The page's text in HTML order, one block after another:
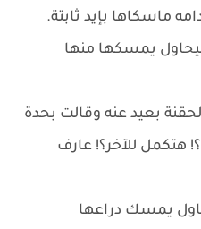
ماسكاها بإيد ثابتة.
يمسكها منها
بعيد عنه وقالت بحدة
هتكمل للآخر؟! عارف
يمسك دراعها